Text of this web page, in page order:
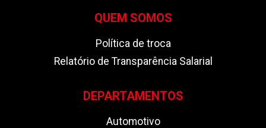
QUEM SOMOS
Política de troca
Relatório de Transparência Salarial
DEPARTAMENTOS
Automotivo